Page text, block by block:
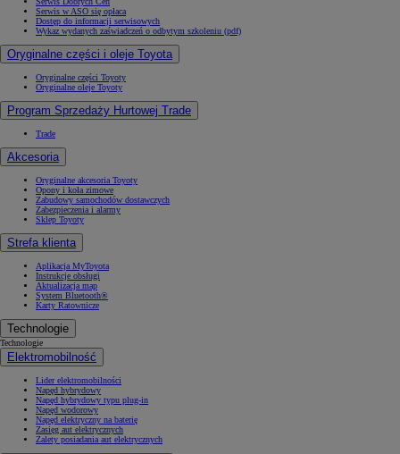
Serwis w ASO się opłaca
Dostęp do informacji serwisowych
Wykaz wydanych zaświadczeń o odbytym szkoleniu (pdf)
Oryginalne części i oleje Toyota
Oryginalne części Toyoty
Oryginalne oleje Toyoty
Program Sprzedaży Hurtowej Trade
Trade
Akcesoria
Oryginalne akcesoria Toyoty
Opony i koła zimowe
Zabudowy samochodów dostawczych
Zabezpieczenia i alarmy
Sklep Toyoty
Strefa klienta
Aplikacja MyToyota
Instrukcje obsługi
Aktualizacja map
System Bluetooth®
Karty Ratownicze
Technologie
Technologie
Elektromobilność
Lider elektromobilności
Napęd hybrydowy
Napęd hybrydowy typu plug-in
Napęd wodorowy
Napęd elektryczny na baterię
Zasięg aut elektrycznych
Zalety posiadania aut elektrycznych